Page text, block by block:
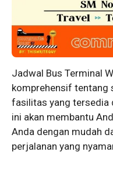
Jadwal Bus Terminal
komprehensif tentang
fasilitas yang tersedia
ini akan membantu
Anda dengan mudah
perjalanan yang